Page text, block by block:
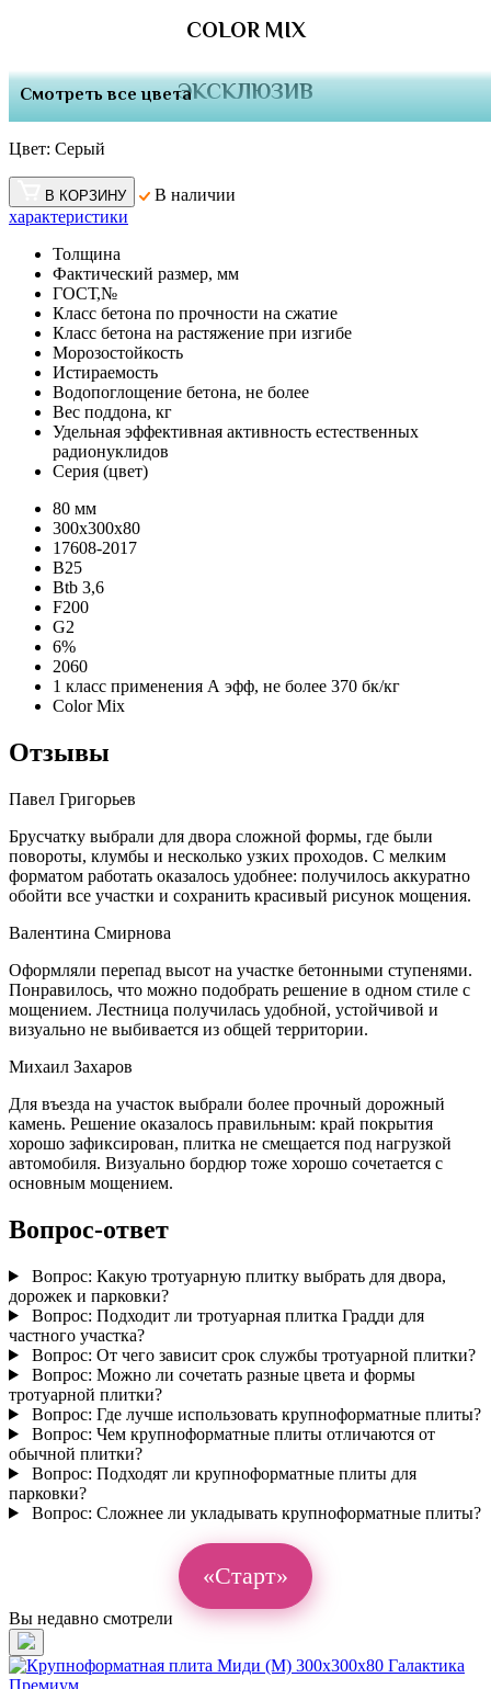
COLOR MIX
ЭКСКЛЮЗИВ
Смотреть все цвета
Цвет: Серый
В КОРЗИНУ
В наличии
характеристики
Толщина
Фактический размер, мм
ГОСТ,№
Класс бетона по прочности на сжатие
Класс бетона на растяжение при изгибе
Морозостойкость
Истираемость
Водопоглощение бетона, не более
Вес поддона, кг
Удельная эффективная активность естественных
радионуклидов
Серия (цвет)
80 мм
300х300х80
17608-2017
B25
Btb 3,6
F200
G2
6%
2060
1 класс применения А эфф, не более 370 бк/кг
Color Mix
Отзывы
Павел Григорьев
Брусчатку выбрали для двора сложной формы, где были
повороты, клумбы и несколько узких проходов. С мелким
форматом работать оказалось удобнее: получилось аккуратно
обойти все участки и сохранить красивый рисунок мощения.
Валентина Смирнова
Оформляли перепад высот на участке бетонными ступенями.
Понравилось, что можно подобрать решение в одном стиле с
мощением. Лестница получилась удобной, устойчивой и
визуально не выбивается из общей территории.
Михаил Захаров
Для въезда на участок выбрали более прочный дорожный
камень. Решение оказалось правильным: край покрытия
хорошо зафиксирован, плитка не смещается под нагрузкой
автомобиля. Визуально бордюр тоже хорошо сочетается с
основным мощением.
Вопрос-ответ
Вопрос: Какую тротуарную плитку выбрать для двора,
дорожек и парковки?
Вопрос: Подходит ли тротуарная плитка Градди для
частного участка?
Вопрос: От чего зависит срок службы тротуарной плитки?
Вопрос: Можно ли сочетать разные цвета и формы
тротуарной плитки?
Вопрос: Где лучше использовать крупноформатные плиты?
Вопрос: Чем крупноформатные плиты отличаются от
обычной плитки?
Вопрос: Подходят ли крупноформатные плиты для
парковки?
Вопрос: Сложнее ли укладывать крупноформатные плиты?
«Старт»
Вы недавно смотрели